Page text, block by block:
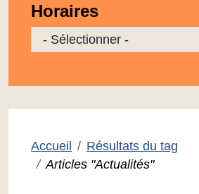
Horaires
Sélectionner une localisation à
Accueil
Résultats du tag
Articles "Actualités"